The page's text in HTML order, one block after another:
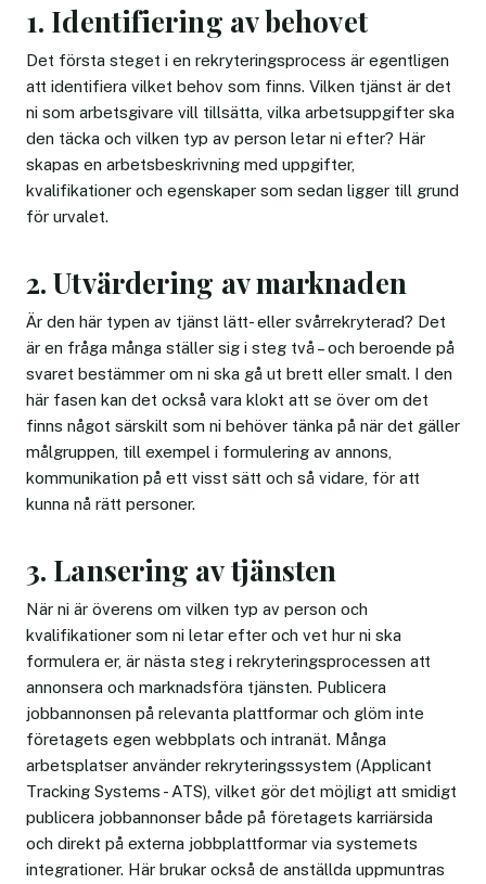
1. Identifiering av behovet
Det första steget i en rekryteringsprocess är egentligen
att identifiera vilket behov som finns. Vilken tjänst är det
ni som arbetsgivare vill tillsätta, vilka arbetsuppgifter ska
den täcka och vilken typ av person letar ni efter? Här
skapas en arbetsbeskrivning med uppgifter,
kvalifikationer och egenskaper som sedan ligger till grund
för urvalet.
2. Utvärdering av marknaden
Är den här typen av tjänst lätt- eller svårrekryterad? Det
är en fråga många ställer sig i steg två – och beroende på
svaret bestämmer om ni ska gå ut brett eller smalt. I den
här fasen kan det också vara klokt att se över om det
finns något särskilt som ni behöver tänka på när det gäller
målgruppen, till exempel i formulering av annons,
kommunikation på ett visst sätt och så vidare, för att
kunna nå rätt personer.
3. Lansering av tjänsten
När ni är överens om vilken typ av person och
kvalifikationer som ni letar efter och vet hur ni ska
formulera er, är nästa steg i rekryteringsprocessen att
annonsera och marknadsföra tjänsten. Publicera
jobbannonsen på relevanta plattformar och glöm inte
företagets egen webbplats och intranät. Många
arbetsplatser använder rekryteringssystem (Applicant
Tracking Systems - ATS), vilket gör det möjligt att smidigt
publicera jobbannonser både på företagets karriärsida
och direkt på externa jobbplattformar via systemets
integrationer. Här brukar också de anställda uppmuntras